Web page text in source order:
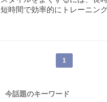
短時間で効率的にトレーニン
1
今話題のキーワード